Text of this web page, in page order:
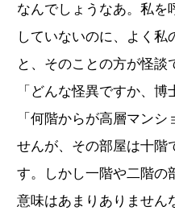
なんでしょうなあ。私を
していないのに、よく私
と、そのことの方が怪談
「どんな怪異ですか、博
「何階からが高層マン
せんが、その部屋は十階
す。しかし一階や二階の
意味はあまりありません